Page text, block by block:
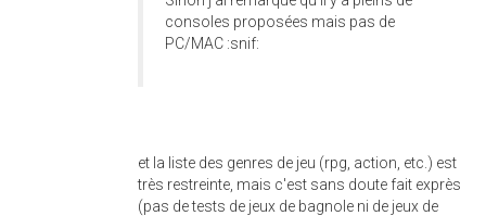
consoles proposées mais pas de
PC/MAC :snif:
et la liste des genres de jeu (rpg, action, etc.) est
très restreinte, mais c'est sans doute fait exprès
(pas de tests de jeux de bagnole ni de jeux de